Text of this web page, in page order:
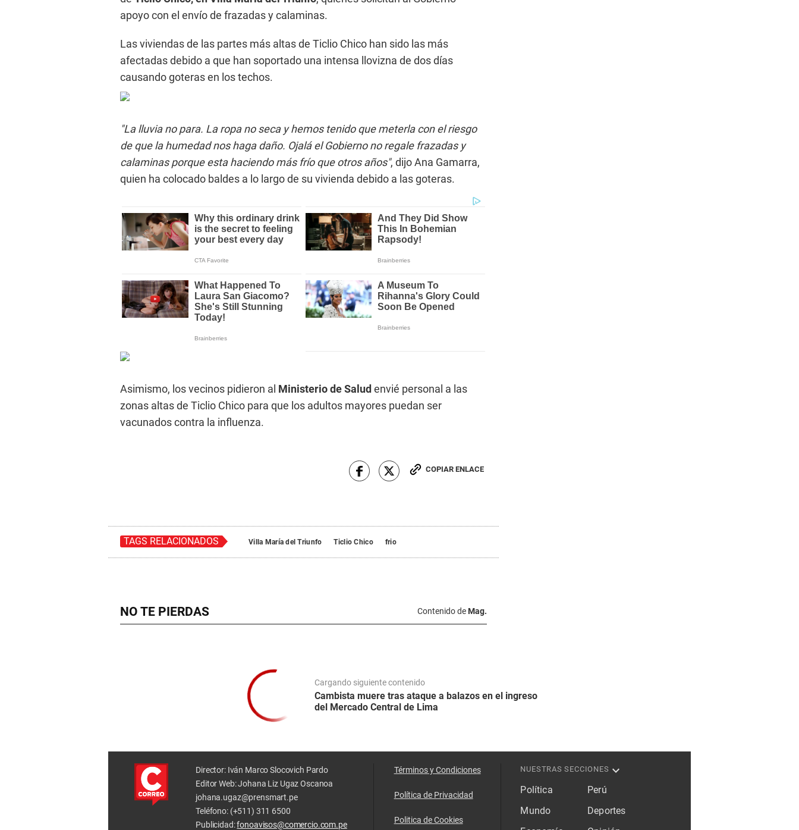
apoyo con el envío de frazadas y calaminas.
Las viviendas de las partes más altas de Ticlio Chico han sido las más
afectadas debido a que han soportado una intensa llovizna de dos días
causando goteras en los techos.
"La lluvia no para. La ropa no seca y hemos tenido que meterla con el riesgo
de que la humedad nos haga daño. Ojalá el Gobierno no regale frazadas y
calaminas porque esta haciendo más frío que otros años", dijo Ana Gamarra,
quien ha colocado baldes a lo largo de su vivienda debido a las goteras.
Asimismo, los vecinos pidieron al Ministerio de Salud envié personal a las
zonas altas de Ticlio Chico para que los adultos mayores puedan ser
vacunados contra la influenza.
COPIAR ENLACE
TAGS RELACIONADOS Villa María del Triunfo Ticlio Chico frio
NO TE PIERDAS Contenido de Mag.
Cargando siguiente contenido
Cambista muere tras ataque a balazos en el ingreso
del Mercado Central de Lima
Director: Iván Marco Slocovich Pardo
Editor Web: Johana Liz Ugaz Oscanoa
johana.ugaz@prensmart.pe
Teléfono: (+511) 311 6500
Publicidad:fonoavisos@comercio.com.pe
Términos y Condiciones
Política de Privacidad
Politica de Cookies
NUESTRAS SECCIONES
Política
Perú
Mundo
Deportes